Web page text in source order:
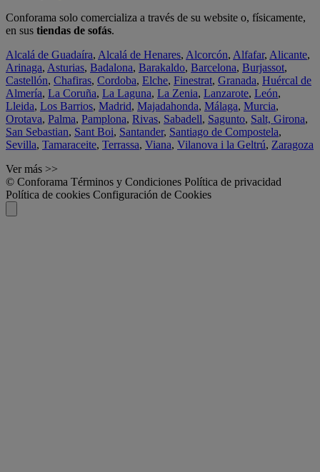
Conforama solo comercializa a través de su website o, físicamente,
en sus tiendas de sofás.
Alcalá de Guadaíra, Alcalá de Henares, Alcorcón, Alfafar, Alicante,
Arinaga, Asturias, Badalona, Barakaldo, Barcelona, Burjassot,
Castellón, Chafiras, Cordoba, Elche, Finestrat, Granada, Huércal de
Almería, La Coruña, La Laguna, La Zenia, Lanzarote, León,
Lleida, Los Barrios, Madrid, Majadahonda, Málaga, Murcia,
Orotava, Palma, Pamplona, Rivas, Sabadell, Sagunto, Salt, Girona,
San Sebastian, Sant Boi, Santander, Santiago de Compostela,
Sevilla, Tamaraceite, Terrassa, Viana, Vilanova i la Geltrú, Zaragoza
Ver más >>
© Conforama Términos y Condiciones Política de privacidad
Política de cookies Configuración de Cookies